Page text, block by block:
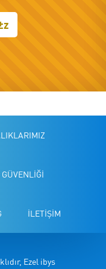
GÜVENLİĞİ
İLETİŞİM
Ezel ibys